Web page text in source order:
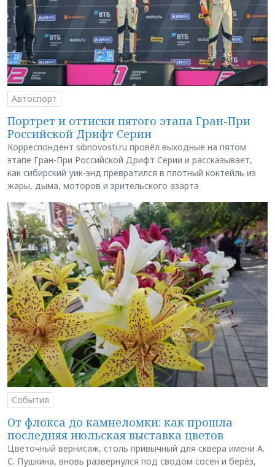
Автоспорт
Портрет и оттиски пятого этапа Гран-При
Российской Дрифт Серии
Корреспондент sibnovosti.ru провёл выходные на пятом
этапе Гран-При Российской Дрифт Серии и рассказывает,
как сибирский уик-энд превратился в плотный коктейль из
жары, дыма, моторов и зрительского азарта
События
От флокса до камнеломки: как прошла
последняя июльская выставка цветов
Цветочный вернисаж, столь привычный для сквера имени А.
С. Пушкина, вновь развернулся под сводом сосен и берёз,